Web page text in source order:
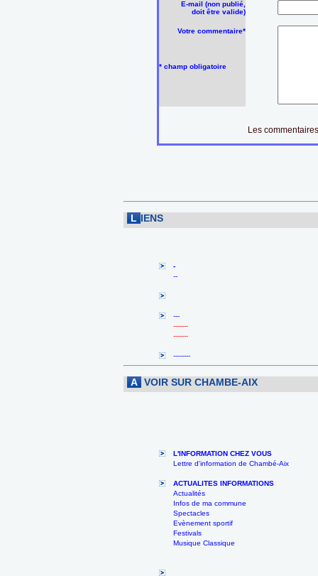
E-mail (non publié,
doit être valide)
Votre commentaire*
* champ obligatoire
Les
L IENS
-
--
---
-------
-------
--------
A VOIR SUR CHAMBE-AIX
L'INFORMATION CHEZ VOUS
Lettre d'information de Chambé-Aix
ACTUALITES INFORMATIONS
Actualités
Infos de ma commune
Spectacles
Evènement sportif
Festivals
Musique Classique